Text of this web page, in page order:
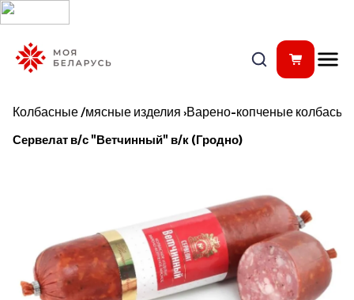
Колбасные /мясные изделия ›Варено-копченые колбасы
Сервелат в/с "Ветчинный" в/к (Гродно)